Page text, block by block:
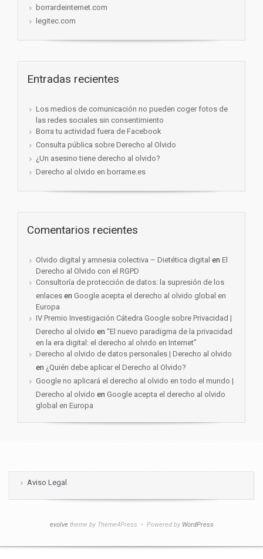
borrardeinternet.com
legitec.com
Entradas recientes
Los medios de comunicación no pueden coger fotos de
las redes sociales sin consentimiento
Borra tu actividad fuera de Facebook
Consulta pública sobre Derecho al Olvido
¿Un asesino tiene derecho al olvido?
Derecho al olvido en borrame.es
Comentarios recientes
Olvido digital y amnesia colectiva – Dietética digital en El
Derecho al Olvido con el RGPD
Consultoría de protección de datos: la supresión de los
enlaces en Google acepta el derecho al olvido global en
Europa
IV Premio Investigación Cátedra Google sobre Privacidad |
Derecho al olvido en “El nuevo paradigma de la privacidad
en la era digital: el derecho al olvido en Internet”
Derecho al olvido de datos personales | Derecho al olvido
en ¿Quién debe aplicar el Derecho al Olvido?
Google no aplicará el derecho al olvido en todo el mundo |
Derecho al olvido en Google acepta el derecho al olvido
global en Europa
Aviso Legal
evolvetheme by Theme4Press • Powered by WordPress